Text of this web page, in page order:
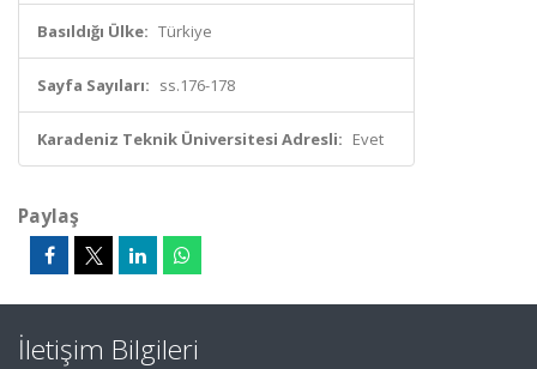
Basıldığı Ülke: Türkiye
Sayfa Sayıları: ss.176-178
Karadeniz Teknik Üniversitesi Adresli: Evet
Paylaş
İletişim Bilgileri